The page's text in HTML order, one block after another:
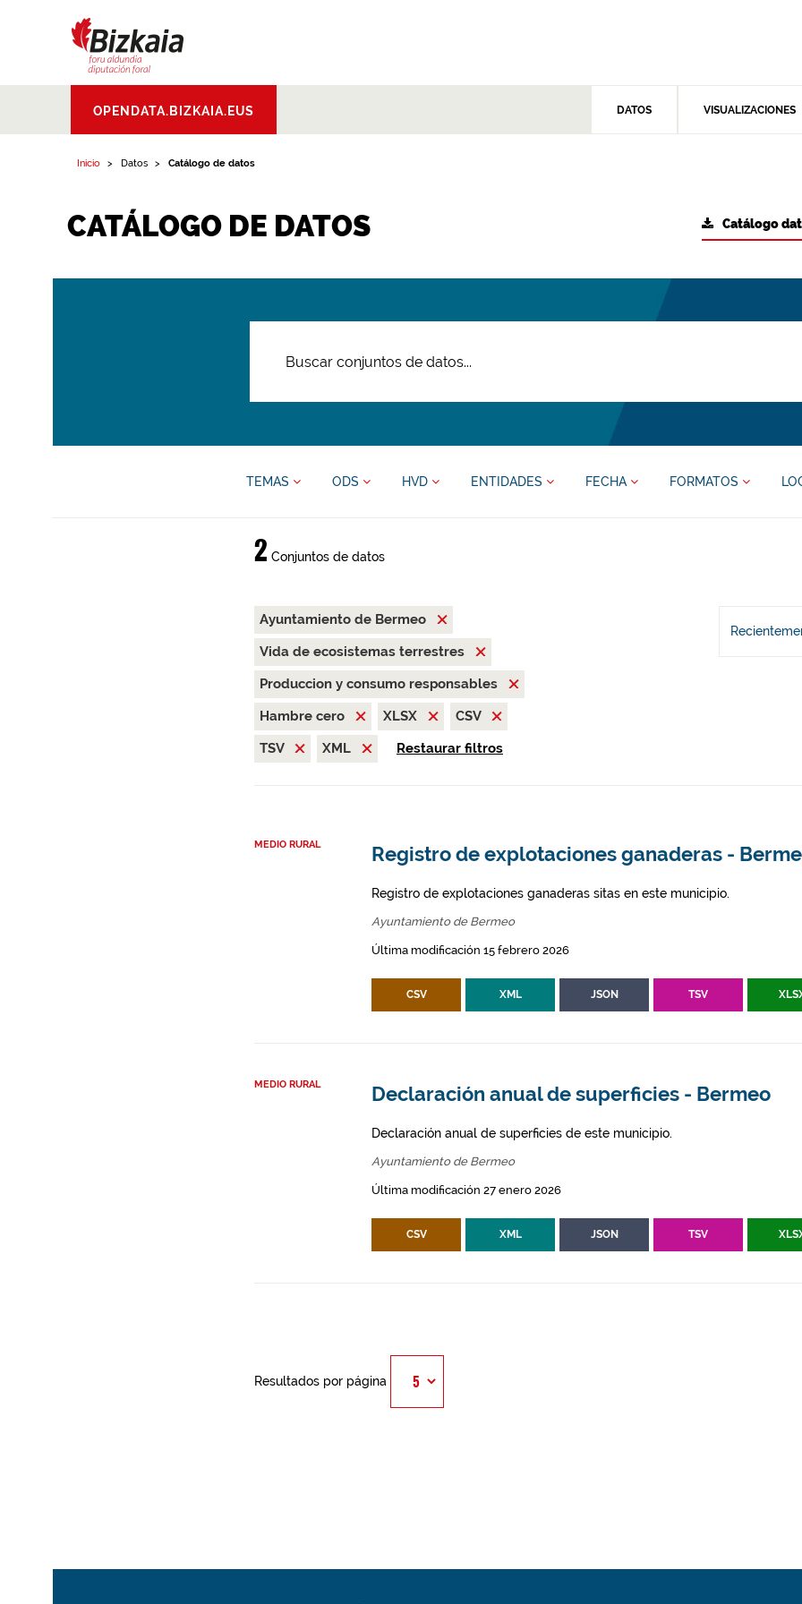
Aldundia.Diputacion
Foral de Bizkaia
OPENDATA.BIZKAIA.EUS DATOS VISUALIZACIONES
Inicio Datos Catálogo de datos
CATÁLOGO DE DATOS Catálogo
TEMAS ODS HVD ENTIDADES FECHA FORMATOS
2 Conjuntos de datos
Ayuntamiento de Bermeo
Vida de ecosistemas terrestres
Produccion y consumo responsables
Hambre cero
XLSX
CSV
TSV
XML Restaurar filtros
MEDIO RURAL Registro de explotaciones ganaderas -
Registro de explotaciones ganaderas sitas en este municipio.
Ayuntamiento de Bermeo
Última modificación 15 febrero 2026
CSV XML JSON TSV
MEDIO RURAL Declaración anual de superficies - Bermeo
Declaración anual de superficies de este municipio.
Ayuntamiento de Bermeo
Última modificación 27 enero 2026
CSV XML JSON TSV
Resultados por página